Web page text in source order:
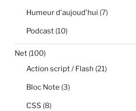
Humeur d'aujoud'hui (7)
Podcast (10)
Net (100)
Action script / Flash (21)
Bloc Note (3)
CSS (8)